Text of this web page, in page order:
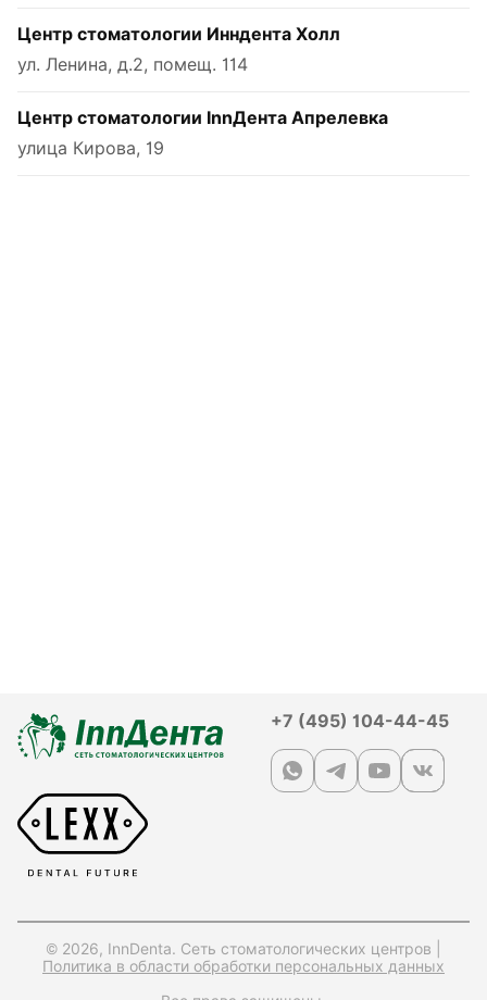
Центр стоматологии Инндента Холл
ул. Ленина, д.2, помещ. 114
Центр стоматологии InnДента Апрелевка
улица Кирова, 19
+7 (495) 104-44-45
© 2026, InnDenta. Сеть стоматологических центров |
Политика в области обработки персональных данных